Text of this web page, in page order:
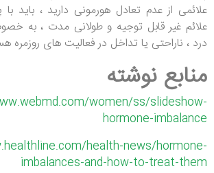
علائمی از عدم تعادل هورمونی دارید ، باید
علائم غیر قابل توجیه و طولانی مدت ، به
درد ، ناراحتی یا تداخل در فعالیت های
منابع نوشته
women/ss/slideshow-
hormone-imbalance
health-news/hormone-
imbalances-and-how-to-treat-them